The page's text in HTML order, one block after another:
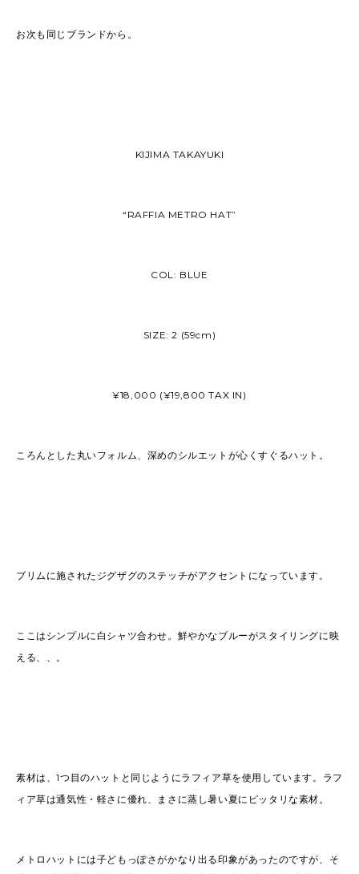
お次も同じブランドから。
KIJIMA TAKAYUKI
“RAFFIA METRO HAT”
COL: BLUE
SIZE: 2 (59cm)
¥18,000 (¥19,800 TAX IN)
ころんとした丸いフォルム、深めのシルエットが心くすぐるハット。
ブリムに施されたジグザグのステッチがアクセントになっています。
ここはシンプルに白シャツ合わせ。鮮やかなブルーがスタイリングに映
える、、。
素材は、1つ目のハットと同じようにラフィア草を使用しています。ラフ
ィア草は通気性・軽さに優れ、まさに蒸し暑い夏にピッタリな素材。
メトロハットには子どもっぽさがかなり出る印象があったのですが、そ